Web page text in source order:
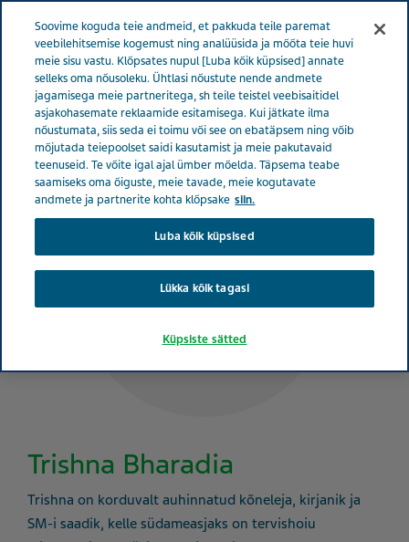
Estonia Tervise eest hoolitsemine
Kaastöötajate fuajee
Trishna Bharadia
Trishna Bharadia
Trishna on korduvalt auhinnatud kõneleja, kirjanik ja
SM-i saadik, kelle südameasjaks on tervishoiu
Soovime koguda teie andmeid, et pakkuda teile paremat
veebilehitsemise kogemust ning analüüsida ja mõõta teie huvi
meie sisu vastu. Klõpsates nupul [Luba kõik küpsised] annate
selleks oma nõusoleku. Ühtlasi nõustute nende andmete
jagamisega meie partneritega, sh teile teistel veebisaitidel
asjakohasemate reklaamide esitamisega. Kui jätkate ilma
nõustumata, siis seda ei toimu või see on ebatäpsem ning võib
mõjutada teiepoolset saidi kasutamist ja meie pakutavaid
teenuseid. Te võite igal ajal ümber mõelda. Täpsema teabe
saamiseks oma õiguste, meie tavade, meie kogutavate
andmete ja partnerite kohta klõpsake siin.
Luba kõik küpsised
Lükka kõik tagasi
Küpsiste sätted